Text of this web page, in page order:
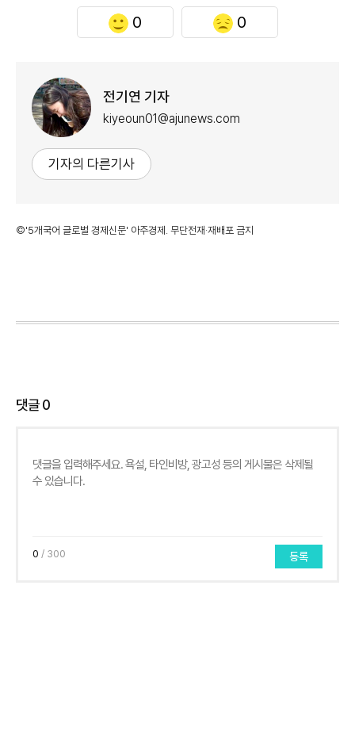
0 0
전기연 기자
kiyeoun01@ajunews.com
기자의 다른기사
©'5개국어 글로벌 경제신문' 아주경제. 무단전재·재배포 금지
댓글0
0 / 300 등록